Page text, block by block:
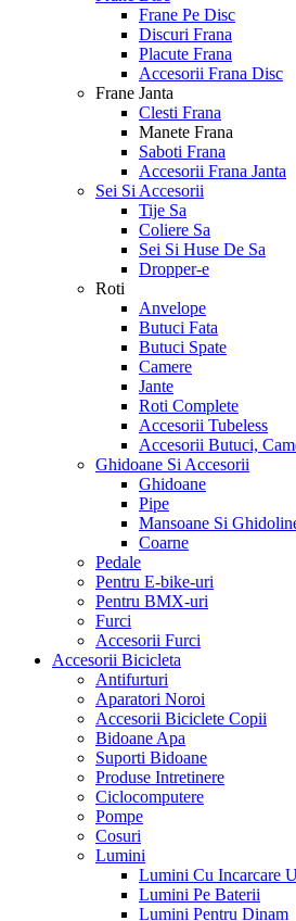
Frane Pe Disc
Discuri Frana
Placute Frana
Accesorii Frana Disc
Frane Janta
Clesti Frana
Manete Frana
Saboti Frana
Accesorii Frana Janta
Sei Si Accesorii
Tije Sa
Coliere Sa
Sei Si Huse De Sa
Dropper-e
Roti
Anvelope
Butuci Fata
Butuci Spate
Camere
Jante
Roti Complete
Accesorii Tubeless
Accesorii Butuci,
Ghidoane Si Accesorii
Ghidoane
Pipe
Mansoane Si
Coarne
Pedale
Pentru E-bike-uri
Pentru BMX-uri
Furci
Accesorii Furci
Accesorii Bicicleta
Antifurturi
Aparatori Noroi
Accesorii Biciclete Copii
Bidoane Apa
Suporti Bidoane
Produse Intretinere
Ciclocomputere
Pompe
Cosuri
Lumini
Lumini Cu Incarcare
Lumini Pe Baterii
Lumini Pentru Dinam